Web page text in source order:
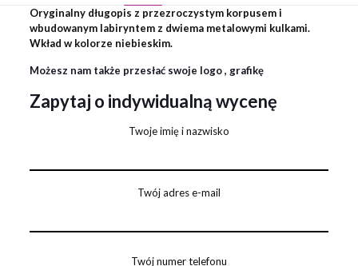
Oryginalny długopis z przezroczystym korpusem i
wbudowanym labiryntem z dwiema metalowymi kulkami.
Wkład w kolorze niebieskim.
Możesz nam także przesłać swoje logo , grafikę
Zapytaj o indywidualną wycenę
Twoje imię i nazwisko
Twój adres e-mail
Twój numer telefonu